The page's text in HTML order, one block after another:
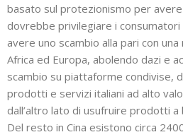
basato sul protezionismo per
dovrebbe privilegiare i consumatori
avere uno scambio alla pari con
Africa ed Europa, abolendo dazi e
scambio su piattaforme condivise,
prodotti e servizi italiani ad alto
dall’altro lato di usufruire prodotti
Del resto in Cina esistono circa